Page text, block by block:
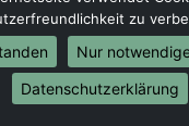
nach
nach Bochum
nach
nach Bielefeld
zu
Nur
Datenschutzerklärung